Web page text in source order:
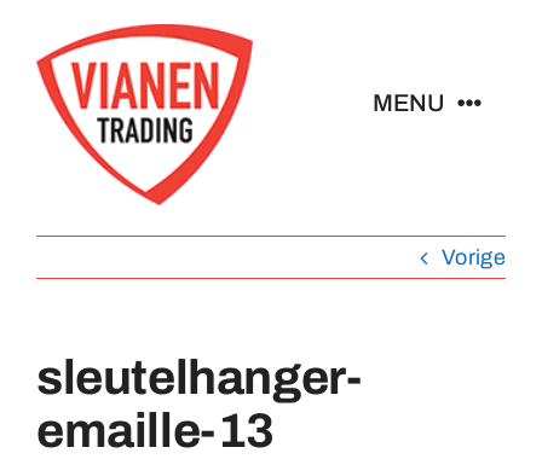
naar
inhoud
MENU
Buttons
Pins
Emblemen
Vorige
sleutelhanger-
emaille-13